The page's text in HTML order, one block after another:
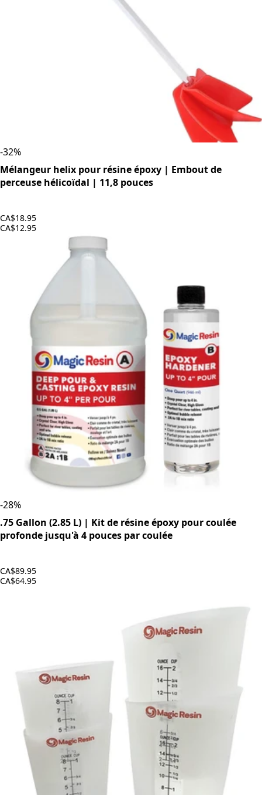
-32%
Mélangeur helix pour résine époxy | Embout de
perceuse hélicoïdal | 11,8 pouces
CA$18.95
CA$12.95
-28%
.75 Gallon (2.85 L) | Kit de résine époxy pour coulée
profonde jusqu'à 4 pouces par coulée
CA$89.95
CA$64.95